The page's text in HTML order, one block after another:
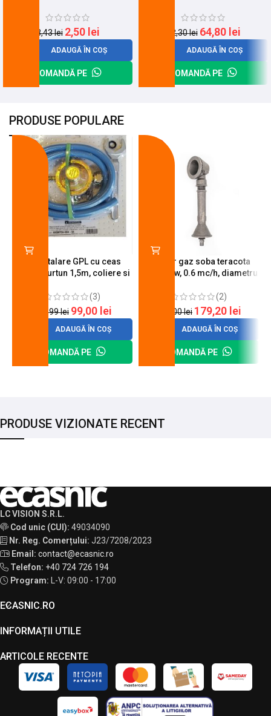
3,43lei 2,50 lei
ADAUGĂ ÎN COȘ
COMANDĂ PE
82,30lei 64,80 lei
ADAUGĂ ÎN COȘ
COMANDĂ PE
PRODUSE POPULARE
Kit instalare GPL cu ceas
butelie, furtun 1,5m, coliere si
(3)
120,99lei 99,00 lei
ADAUGĂ ÎN COȘ
COMANDĂ PE
Arzator gaz soba teracota
A600, 6 kw, 0.6 mc/h, diametru
(2)
200,00lei 179,20 lei
ADAUGĂ ÎN COȘ
COMANDĂ PE
PRODUSE VIZIONATE RECENT
LC VISION S.R.L.
Cod unic (CUI): 49034090
Nr. Reg. Comerțului: J23/7208/2023
Email: contact@ecasnic.ro
Telefon: +40 724 726 194
Program:
L-V: 09:00 - 17:00
ECASNIC.RO
INFORMAȚII UTILE
ARTICOLE RECENTE